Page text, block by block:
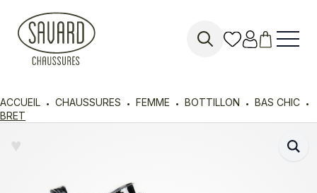
ACCUEIL CHAUSSURES FEMME BOTTILLON
BAS CHIC
BRET